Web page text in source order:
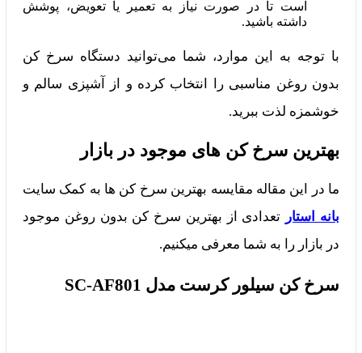
است تا در صورت نیاز به تعمیر یا تعویض، پوشش
داشته باشید.
با توجه به این موارد، شما می‌توانید دستگاه سرخ کن
بدون روغن مناسبی را انتخاب کرده و از آشپزی سالم و
خوشمزه لذت ببرید.
بهترین سرخ کن های موجود در بازار
ما در این مقاله مقایسه بهترین سرخ کن ها به کمک سایت
بانه استار تعدادی از بهترین سرخ کن بدون روغن موجود
در بازار را به شما معرفی میکنیم.
سرخ کن سیلور کرست مدل SC-AF801